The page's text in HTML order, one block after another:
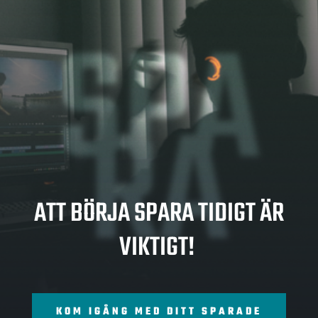
SPA
RA
ATT BÖRJA SPARA TIDIGT ÄR
VIKTIGT!
KOM IGÅNG MED DITT SPARADE